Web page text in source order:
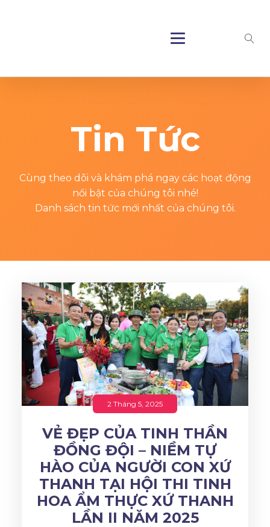
Tin Tức
Cùng theo dõi và khám phá ngay các hoạt động
nổi bật của chúng tôi nhé!
Danh sách tin tức mới nhất của chúng tôi.
2 Tháng 5, 2025
VẺ ĐẸP CỦA TINH THẦN
ĐỒNG ĐỘI – NIỀM TỰ
HÀO CỦA NGƯỜI CON XỨ
THANH TẠI HỘI THI TINH
HOA ẨM THỰC XỨ THANH
LẦN II NĂM 2025